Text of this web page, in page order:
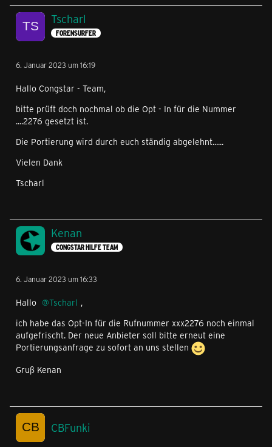
Tscharl
FORENSURFER
6. Januar 2023 um 16:19
Hallo Congstar - Team,
bitte prüft doch nochmal ob die Opt - In für die Nummer
....2276 gesetzt ist.
Die Portierung wird durch euch ständig abgelehnt......
Vielen Dank
Tscharl
Kenan
CONGSTAR HILFE TEAM
6. Januar 2023 um 16:33
Hallo Tscharl ,
ich habe das Opt-In für die Rufnummer xxx2276 noch einmal
aufgefrischt. Der neue Anbieter soll bitte erneut eine
Portierungsanfrage zu sofort an uns stellen
Gruß Kenan
CBFunki